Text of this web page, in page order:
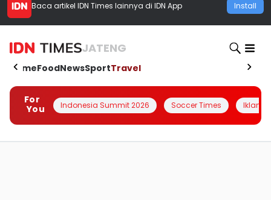
Baca artikel IDN Times lainnya di IDN App Install
JATENG
HomeFoodNewsSportTravel
For
You
Indonesia Summit 2026 Soccer Times Iklanin